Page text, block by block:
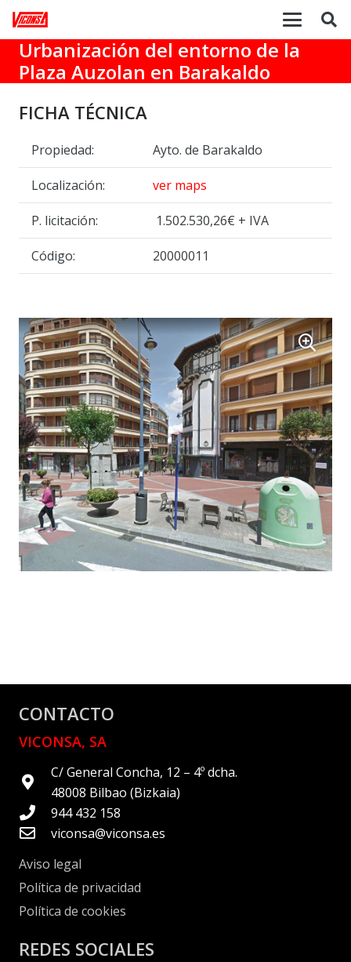
Urbanización del entorno de la
Plaza Auzolan en Barakaldo
FICHA TÉCNICA
Propiedad: Ayto. de Barakaldo
Localización: ver maps
P. licitación: 1.502.530,26€ + IVA
Código: 20000011
CONTACTO
VICONSA, SA
C/ General Concha, 12 – 4º dcha.
48008 Bilbao (Bizkaia)
944 432 158
viconsa@viconsa.es
Aviso legal
Política de privacidad
Política de cookies
REDES SOCIALES